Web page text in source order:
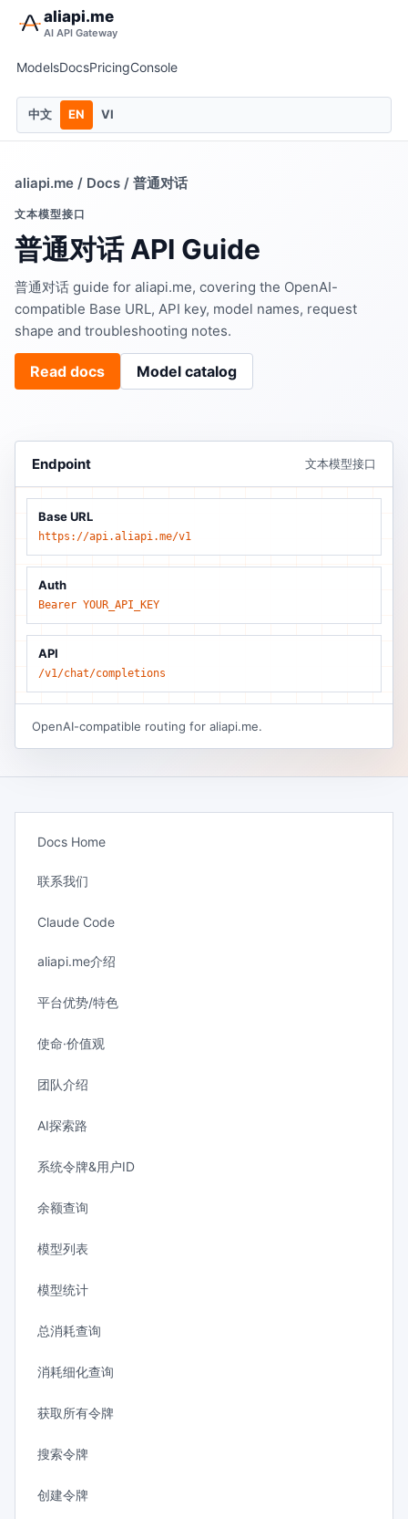
aliapi.me
AI API Gateway
ModelsDocsPricingConsole
中文 EN VI
aliapi.me / Docs / 普通对话
文本模型接口
普通对话 API Guide
普通对话 guide for aliapi.me, covering the OpenAI-
compatible Base URL, API key, model names, request
shape and troubleshooting notes.
Read docs Model catalog
Endpoint 文本模型接口
Base URL
https://api.aliapi.me/v1
Auth
Bearer YOUR_API_KEY
API
/v1/chat/completions
OpenAI-compatible routing for aliapi.me.
Docs Home
联系我们
Claude Code
aliapi.me介绍
平台优势/特色
使命·价值观
团队介绍
AI探索路
系统令牌&用户ID
余额查询
模型列表
模型统计
总消耗查询
消耗细化查询
获取所有令牌
搜索令牌
创建令牌